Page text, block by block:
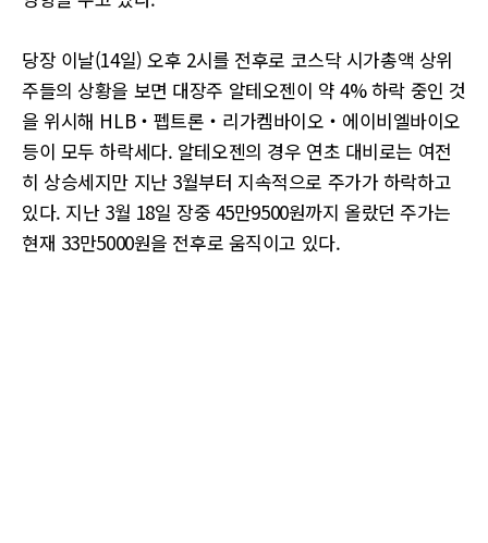
당장 이날(14일) 오후 2시를 전후로 코스닥 시가총액 상위
주들의 상황을 보면 대장주 알테오젠이 약 4% 하락 중인 것
을 위시해 HLB‧펩트론‧리가켐바이오‧에이비엘바이오
등이 모두 하락세다. 알테오젠의 경우 연초 대비로는 여전
히 상승세지만 지난 3월부터 지속적으로 주가가 하락하고
있다. 지난 3월 18일 장중 45만9500원까지 올랐던 주가는
현재 33만5000원을 전후로 움직이고 있다.